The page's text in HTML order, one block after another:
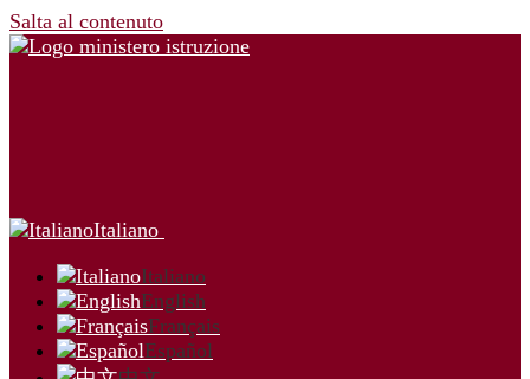
Salta al contenuto
Italiano
Italiano
English
Français
Español